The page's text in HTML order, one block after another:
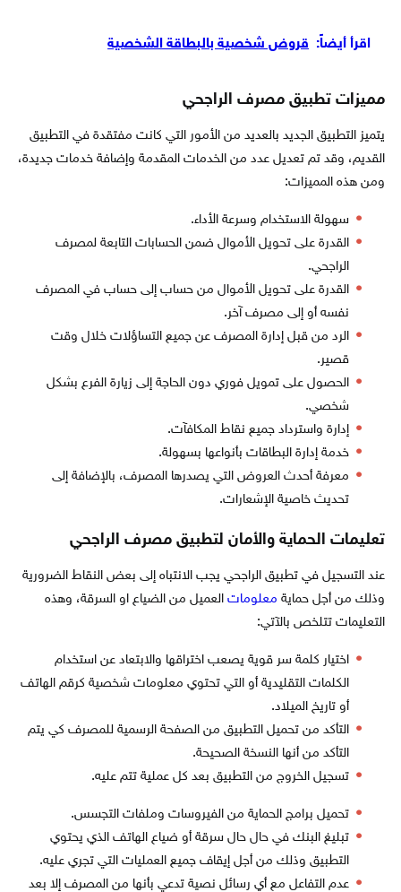
اقرأ أيضاً: قروض شخصية بالبطاقة الشخصية
مميزات تطبيق مصرف الراجحي
يتميز التطبيق الجديد بالعديد من الأمور التي كانت مفتقدة في التطبيق
القديم، وقد تم تعديل عدد من الخدمات المقدمة وإضافة خدمات جديدة،
ومن هذه المميزات:
سهولة الاستخدام وسرعة الأداء.
القدرة على تحويل الأموال ضمن الحسابات التابعة لمصرف
الراجحي.
القدرة على تحويل الأموال من حساب إلى حساب في المصرف
نفسه أو إلى مصرف آخر.
الرد من قبل إدارة المصرف عن جميع التساؤلات خلال وقت
قصير.
الحصول على تمويل فوري دون الحاجة إلى زيارة الفرع بشكل
شخصي.
إدارة واسترداد جميع نقاط المكافآت.
خدمة إدارة البطاقات بأنواعها بسهولة.
معرفة أحدث العروض التي يصدرها المصرف، بالإضافة إلى
تحديث خاصية الإشعارات.
تعليمات الحماية والأمان لتطبيق مصرف الراجحي
عند التسجيل في تطبيق الراجحي يجب الانتباه إلى بعض النقاط الضرورية
وذلك من أجل حماية معلوماتالعميل من الضياع او السرقة، وهذه
التعليمات تتلخص بالآتي:
اختيار كلمة سر قوية يصعب اختراقها والابتعاد عن استخدام
الكلمات التقليدية أو التي تحتوي معلومات شخصية كرقم الهاتف
أو تاريخ الميلاد.
التأكد من تحميل التطبيق من الصفحة الرسمية للمصرف كي يتم
التأكد من أنها النسخة الصحيحة.
تسجيل الخروج من التطبيق بعد كل عملية تتم عليه.
تحميل برامج الحماية من الفيروسات وملفات التجسس.
تبليغ البنك في حال حال سرقة أو ضياع الهاتف الذي يحتوي
التطبيق وذلك من أجل إيقاف جميع العمليات التي تجري عليه.
عدم التفاعل مع أي رسائل نصية تدعي بأنها من المصرف إلا بعد